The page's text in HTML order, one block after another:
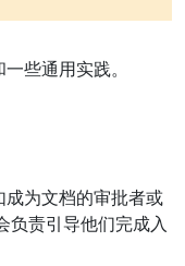
些通用实践。
为文档的审批者或
负责引导他们完成入